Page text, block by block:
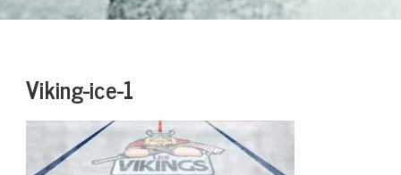
Viking-ice-1